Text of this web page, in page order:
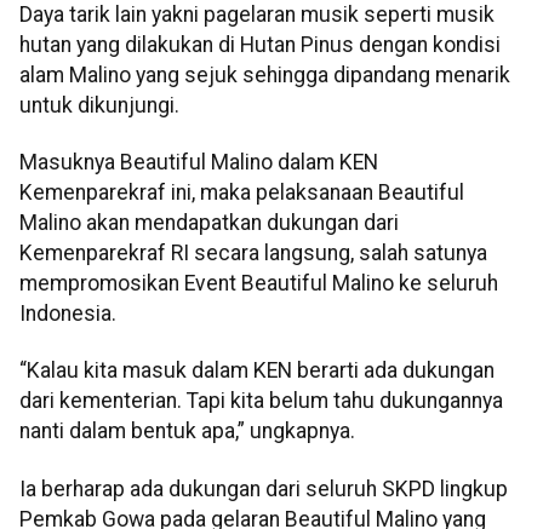
Daya tarik lain yakni pagelaran musik seperti musik
hutan yang dilakukan di Hutan Pinus dengan kondisi
alam Malino yang sejuk sehingga dipandang menarik
untuk dikunjungi.
Masuknya Beautiful Malino dalam KEN
Kemenparekraf ini, maka pelaksanaan Beautiful
Malino akan mendapatkan dukungan dari
Kemenparekraf RI secara langsung, salah satunya
mempromosikan Event Beautiful Malino ke seluruh
Indonesia.
“Kalau kita masuk dalam KEN berarti ada dukungan
dari kementerian. Tapi kita belum tahu dukungannya
nanti dalam bentuk apa,” ungkapnya.
Ia berharap ada dukungan dari seluruh SKPD lingkup
Pemkab Gowa pada gelaran Beautiful Malino yang